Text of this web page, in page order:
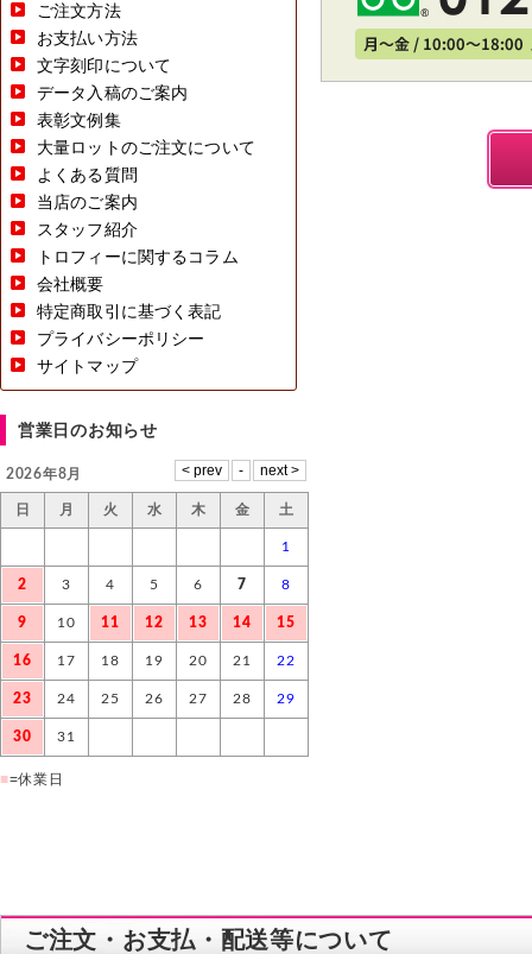
ご注文方法
お支払い方法
文字刻印について
データ入稿のご案内
表彰文例集
大量ロットのご注文について
よくある質問
当店のご案内
スタッフ紹介
トロフィーに関するコラム
会社概要
特定商取引に基づく表記
プライバシーポリシー
サイトマップ
営業日のお知らせ
2026年8月
日 月 火 水 木 金 土
1
2 3 4 5 6 7 8
9 10 11 12 13 14 15
16 17 18 19 20 21 22
23 24 25 26 27 28 29
30 31
■=休業日
ご注文・お支払・配送等について